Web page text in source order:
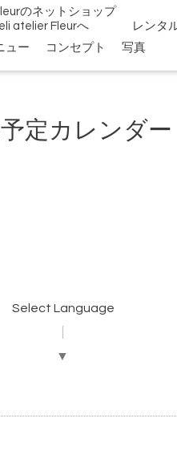
のネットショップ
atelier Fleurへ
レンタ
ュー
コンセプト 写真
定カレンダー
Select Language
▼